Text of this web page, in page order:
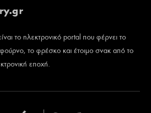
το ηλεκτρονικό portal που φέρνει το
το φρέσκο και έτοιμο σνακ από το
εποχή.